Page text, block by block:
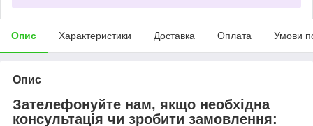
Опис Характеристики Доставка Оплата Умови
Опис
Зателефонуйте нам, якщо необхідна
консультація чи зробити замовлення: